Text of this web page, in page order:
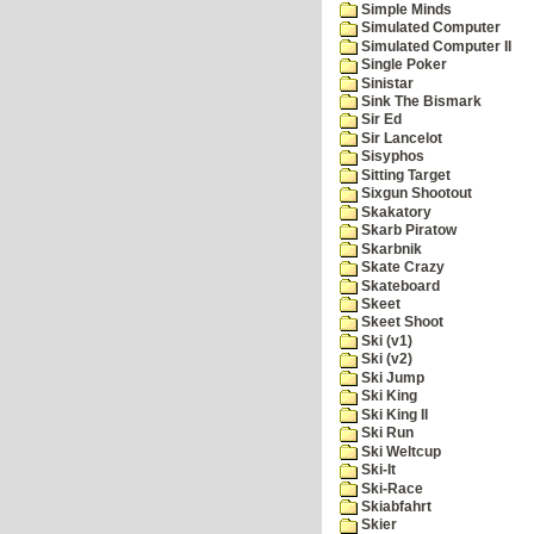
Simple Minds
Simulated Computer
Simulated Computer II
Single Poker
Sinistar
Sink The Bismark
Sir Ed
Sir Lancelot
Sisyphos
Sitting Target
Sixgun Shootout
Skakatory
Skarb Piratow
Skarbnik
Skate Crazy
Skateboard
Skeet
Skeet Shoot
Ski (v1)
Ski (v2)
Ski Jump
Ski King
Ski King II
Ski Run
Ski Weltcup
Ski-It
Ski-Race
Skiabfahrt
Skier